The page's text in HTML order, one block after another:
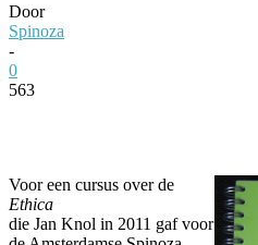
Door
Spinoza
-
0
563
Voor een cursus over de
Ethica
die Jan Knol in 2011 gaf voor